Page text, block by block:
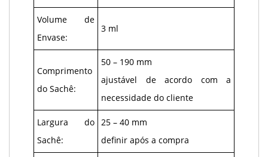
Volume de
Envase:
3 ml
Comprimento
do Sachê:
50 – 190 mm
ajustável de acordo com a
necessidade do cliente
Largura do
Sachê:
25 – 40 mm
definir após a compra